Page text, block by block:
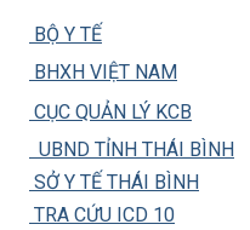
BỘ Y TẾ
BHXH VIỆT NAM
CỤC QUẢN LÝ KCB
UBND TỈNH THÁI BÌNH
SỞ Y TẾ THÁI BÌNH
TRA CỨU ICD 10